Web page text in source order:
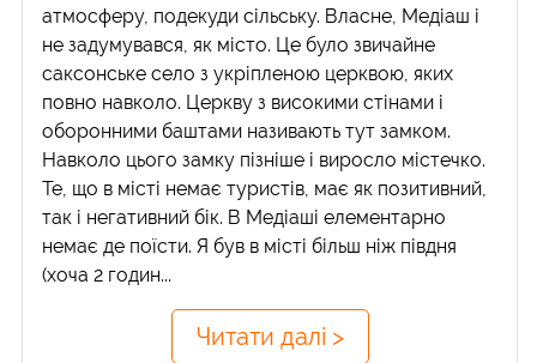
атмосферу, подекуди сільську. Власне, Медіаш і
не задумувався, як місто. Це було звичайне
саксонське село з укріпленою церквою, яких
повно навколо. Церкву з високими стінами і
оборонними баштами називають тут замком.
Навколо цього замку пізніше і виросло містечко.
Те, що в місті немає туристів, має як позитивний,
так і негативний бік. В Медіаші елементарно
немає де поїсти. Я був в місті більш ніж півдня
(хоча 2 годин...
Читати далі >